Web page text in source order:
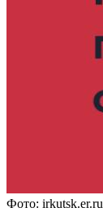
Фото: irkutsk.er.ru